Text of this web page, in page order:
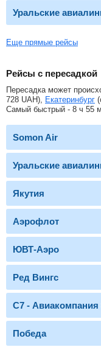
Уральские
Еще прямые рейсы
Рейсы с пересадкой
Пересадка может
728 UAH), Екатеринбург
Самый быстрый - 8 ч 55
Somon Air
Уральские
Якутия
Аэрофлот
ЮВТ-Аэро
Ред Вингс
С7 -
Победа